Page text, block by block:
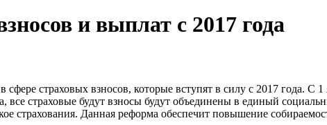
и выплат с 2017 года
страховых взносов, которые вступят в силу с 2017 года. С 1
все страховые будут взносы будут объединены в единый
страхования. Данная реформа обеспечит повышение